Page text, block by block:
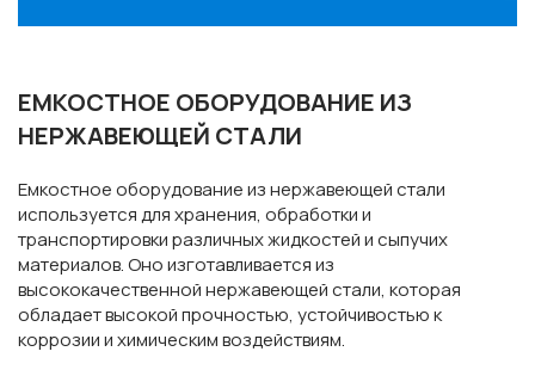
ЕМКОСТНОЕ ОБОРУДОВАНИЕ ИЗ
НЕРЖАВЕЮЩЕЙ СТАЛИ
Емкостное оборудование из нержавеющей стали
используется для хранения, обработки и
транспортировки различных жидкостей и сыпучих
материалов. Оно изготавливается из
высококачественной нержавеющей стали, которая
обладает высокой прочностью, устойчивостью к
коррозии и химическим воздействиям.